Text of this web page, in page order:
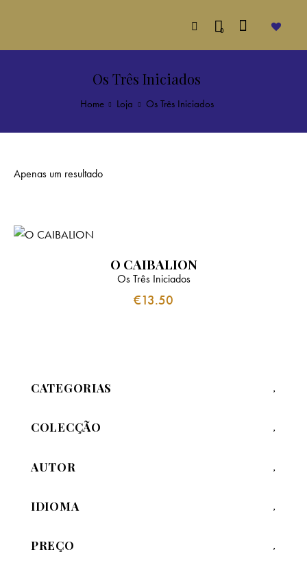
0
Os Três Iniciados
Home Loja Os Três Iniciados
Apenas um resultado
O CAIBALION
Os Três Iniciados
€13.50
CATEGORIAS
COLECÇÃO
AUTOR
IDIOMA
PREÇO